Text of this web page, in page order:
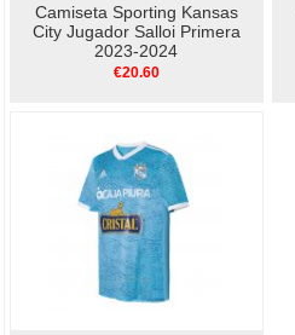
Camiseta Sporting Kansas
City Jugador Salloi Primera
2023-2024
€20.60